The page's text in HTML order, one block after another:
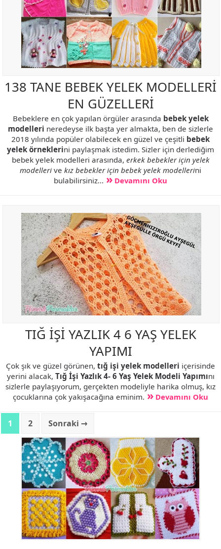
138 TANE BEBEK YELEK MODELLERİ
EN GÜZELLERİ
Bebeklere en çok yapılan örgüler arasında bebek yelek
modelleri neredeyse ilk başta yer almakta, ben de sizlerle
2018 yılında popüler olabilecek en güzel ve çeşitli bebek
yelek örneklerini paylaşmak istedim. Sizler için derlediğim
bebek yelek modelleri arasında, erkek bebekler için yelek
modelleri ve kız bebekler için bebek yelek modellerini
bulabilirsiniz...
Devamını Oku
TIĞ İŞİ YAZLIK 4 6 YAŞ YELEK
YAPIMI
Çok şık ve güzel görünen, tığ işi yelek modelleri içerisinde
yerini alacak, Tığ İşi Yazlık 4- 6 Yaş Yelek Modeli Yapımını
sizlerle paylaşıyorum, gerçekten modeliyle harika olmuş, kız
çocuklarına çok yakışacağına eminim.
Devamını Oku
1 2 Sonraki →